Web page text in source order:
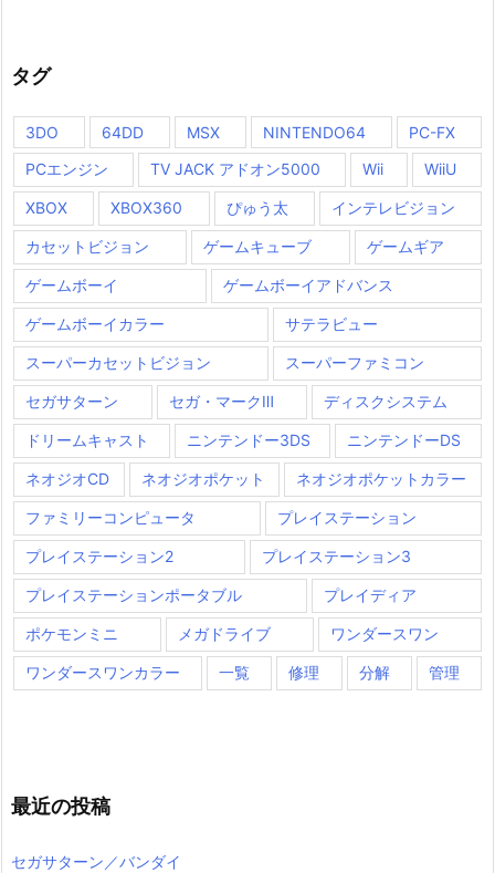
タグ
3DO 64DD MSX NINTENDO64
PC-FX
PCエンジン
TV JACK アドオン5000 Wii WiiU
XBOX XBOX360 ぴゅう太 インテレビジョン
カセットビジョン ゲームキューブ ゲームギア
ゲームボーイ ゲームボーイアドバンス
ゲームボーイカラー サテラビュー
スーパーカセットビジョン スーパーファミコン
セガサターン セガ・マークⅢ ディスクシステム
ドリームキャスト ニンテンドー3DS ニンテンドーDS
ネオジオCD ネオジオポケット ネオジオポケットカラー
ファミリーコンピュータ プレイステーション
プレイステーション2 プレイステーション3
プレイステーションポータブル プレイディア
ポケモンミニ メガドライブ ワンダースワン
ワンダースワンカラー 一覧 修理 分解 管理
最近の投稿
セガサターン／バンダイ